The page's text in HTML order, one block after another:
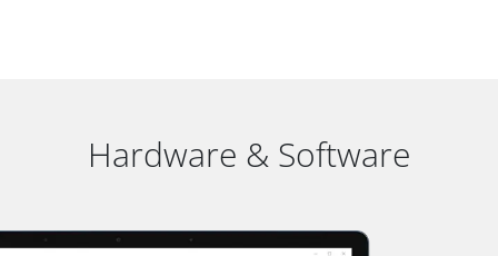
Hardware & Software